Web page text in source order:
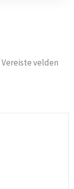
Vereiste velden